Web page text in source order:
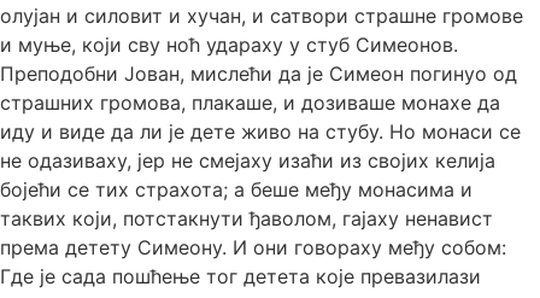
олујан и силовит и хучан, и сатвори страшне громове
и муње, који сву ноћ удараху у стуб Симеонов.
Преподобни Јован, мислећи да је Симеон погинуо од
страшних громова, плакаше, и дозиваше монахе да
иду и виде да ли је дете живо на стубу. Но монаси се
не одазиваху, јер не смејаху изаћи из својих келија
бојећи се тих страхота; а беше међу монасима и
таквих који, потстакнути ђаволом, гајаху ненавист
према детету Симеону. И они говораху међу собом:
Где је сада пошћење тог детета које превазилази